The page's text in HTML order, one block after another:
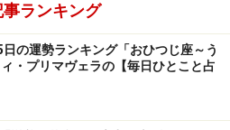
座（10月24日～11月22
事ランキング
の運勢ランキング「おひつじ座～う
・プリマヴェラの【毎日ひとこと占